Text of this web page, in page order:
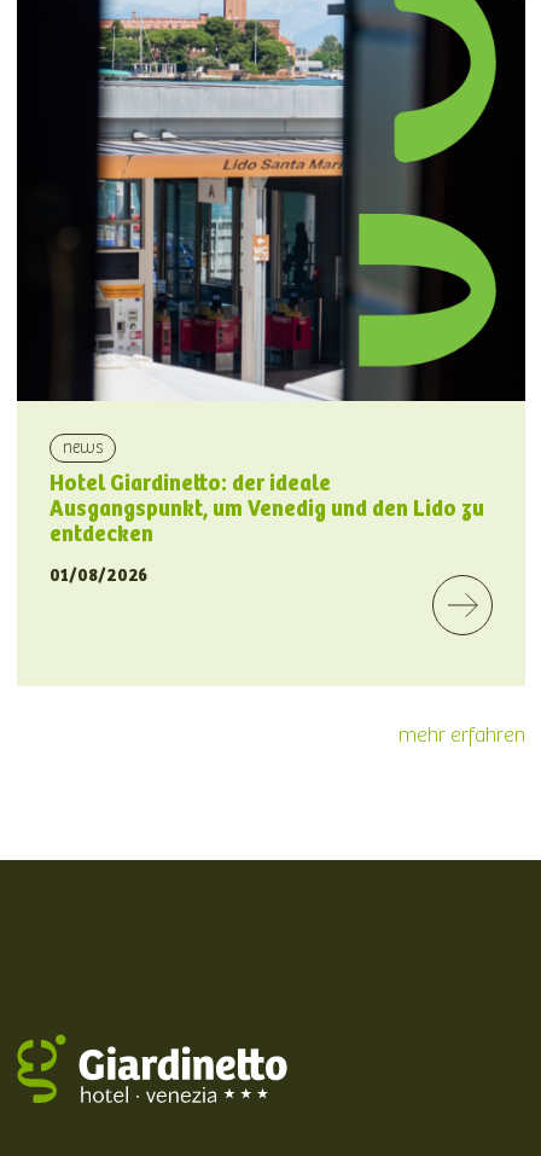
news
Hotel Giardinetto: der ideale
Ausgangspunkt, um Venedig und den Lido zu
entdecken
01/08/2026
mehr erfahren